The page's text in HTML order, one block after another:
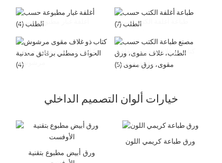
أغلفة غبار مطبوعة حسب
طباعة أغلفة الكتب حسب
كتاب ذو غلاف مقوى وحواف
مرشوشة
كتاب ذو غلاف مقوى ومغلف
برقائق معدنية
خيارات ألوان التصميم الداخلي
ورق أبيض مطبوع بتقنية
ورق طباعة كريمي اللون